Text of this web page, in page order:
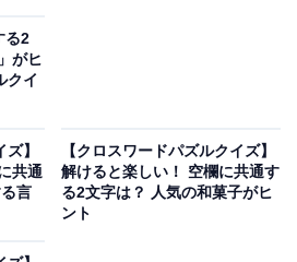
ント
る2
がヒ
クイ
】
共通
言
【クロスワードパズルクイズ】
解けると楽しい！ 空欄に共通す
る2文字は？ 人気の和菓子がヒ
ント